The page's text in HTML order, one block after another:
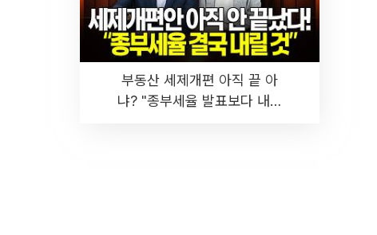
부동산 세제개편 아직 끝 아
냐? "종부세율 발표보다 내릴